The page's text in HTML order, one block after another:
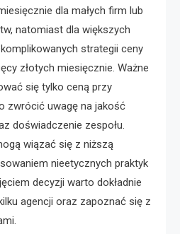
dla małych firm lub
natomiast dla większych
strategii ceny
złotych miesięcznie. Ważne
się tylko ceną przy
zwrócić uwagę na jakość
doświadczenie zespołu.
wiązać się z niższą
nieetycznych praktyk
decyzji warto dokładnie
agencji oraz zapoznać się z